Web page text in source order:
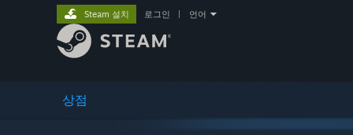
상점
Steam 설치 로그인 언어